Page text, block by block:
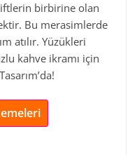
birbirine olan
Bu merasimlerde
atılır. Yüzükleri
kahve ikramı için